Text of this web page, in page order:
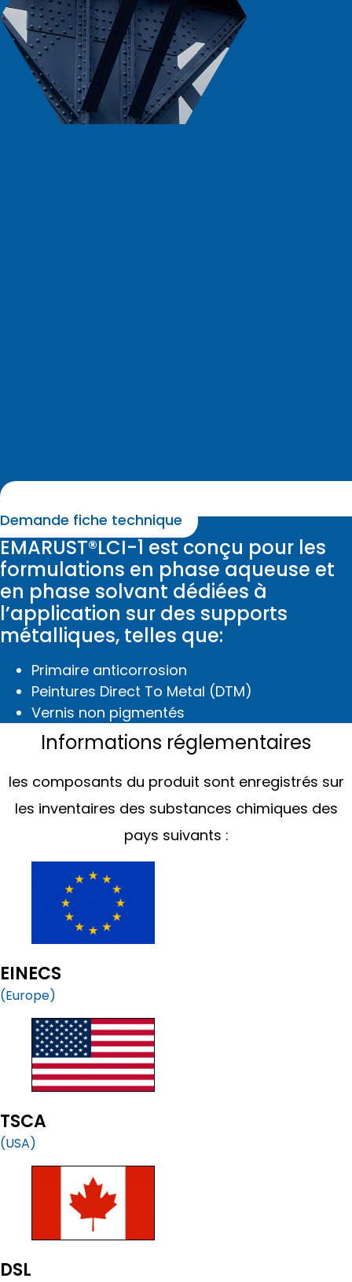
Demande fiche technique
EMARUST®LCI-1 est conçu pour les
formulations en phase aqueuse et
en phase solvant dédiées à
l’application sur des supports
métalliques, telles que:
Primaire anticorrosion
Peintures Direct To Metal (DTM)
Vernis non pigmentés
Informations réglementaires
les composants du produit sont enregistrés sur
les inventaires des substances chimiques des
pays suivants :
EINECS
(Europe)
TSCA
(USA)
DSL